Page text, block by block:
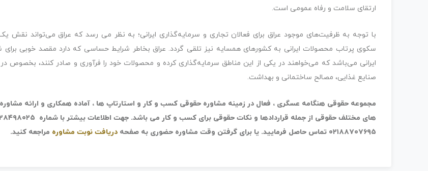
ارتقای سلامت و رفاه عمومی است.
با توجه به ظرفیت‌های موجود عراق برای فعالان تجاری و سرمایه‌گذاری ایرانی؛ به نظر می رسد که عراق می‌تواند نقش یک
سکوی پرتاب محصولات ایرانی به کشورهای همسایه نیز تلقی گردد. عراق بخاطر شرایط حساسی که دارد مقصد خوبی
ایرانی می‌باشد که می‌خواهند در یکی از این مناطق سرمایه‌گذاری کرده و محصولات خود را فرآوری و صادر کنند، بخصوص
صنایع غذایی، مصالح ساختمانی و بهداشت.
مجموعه حقوقی هنگامه عسگری ، فعال در زمینه مشاوره حقوقی کسب و کار و استارتاپ ها ، آماده همکاری و ارائه مشاوره
۰۲۱۸۸۷۰۷۶۹۵ تماس حاصل فرمایید. یا برای گرفتن وقت مشاوره حضوری به صفحه
دریافت نوبت مشاوره مراجعه کنید.